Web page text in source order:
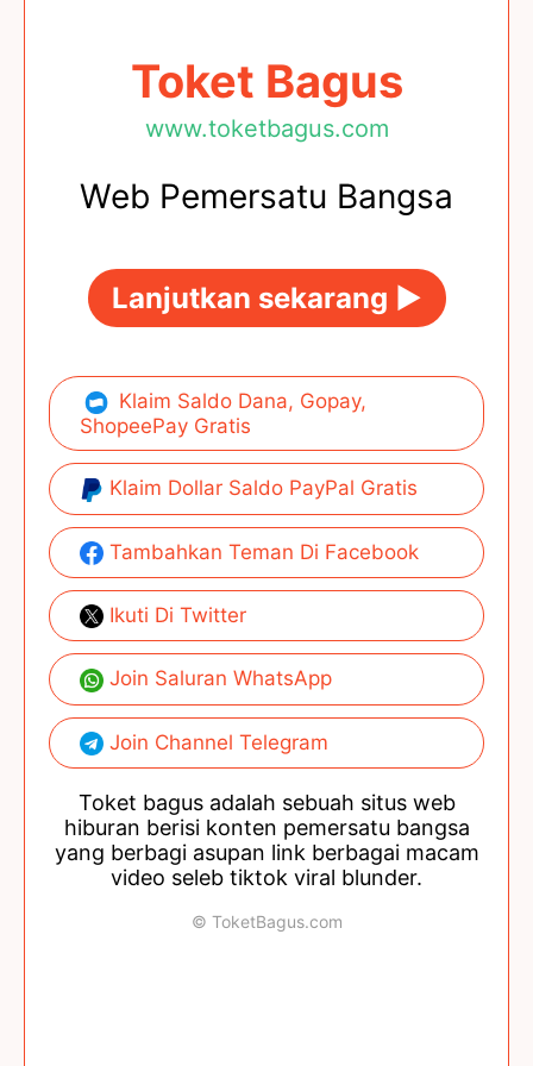
Toket Bagus
www.toketbagus.com
Web Pemersatu Bangsa
Lanjutkan sekarang ►
Klaim Saldo Dana, Gopay,
ShopeePay Gratis
Klaim Dollar Saldo PayPal Gratis
Tambahkan Teman Di Facebook
Ikuti Di Twitter
Join Saluran WhatsApp
Join Channel Telegram
Toket bagus adalah sebuah situs web
hiburan berisi konten pemersatu bangsa
yang berbagi asupan link berbagai macam
video seleb tiktok viral blunder.
© ToketBagus.com